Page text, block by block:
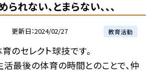
れない、とまらない、、、
更新日 2024/02/27 教育活動
のセレクト球技です。
最後の体育の時間とのことで、仲